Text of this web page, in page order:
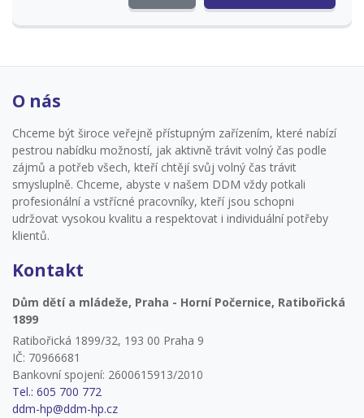
O nás
Chceme být široce veřejně přístupným zařízením, které nabízí
pestrou nabídku možností, jak aktivně trávit volný čas podle
zájmů a potřeb všech, kteří chtějí svůj volný čas trávit
smysluplně. Chceme, abyste v našem DDM vždy potkali
profesionální a vstřícné pracovníky, kteří jsou schopni
udržovat vysokou kvalitu a respektovat i individuální potřeby
klientů.
Kontakt
Dům dětí a mládeže, Praha - Horní Počernice, Ratibořická
1899
Ratibořická 1899/32, 193 00 Praha 9
IČ: 70966681
Bankovní spojení: 2600615913/2010
Tel.: 605 700 772
ddm-hp@ddm-hp.cz